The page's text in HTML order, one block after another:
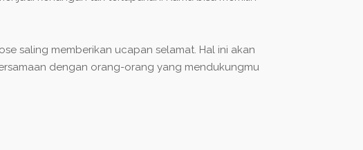
saling memberikan ucapan selamat. Hal ini akan
dengan orang-orang yang mendukungmu